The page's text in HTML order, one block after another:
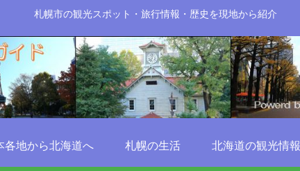
札幌市の観光スポット・旅行情報・歴史を現地から紹介
各地から北海道へ 札幌の生活 北海道の観光情報